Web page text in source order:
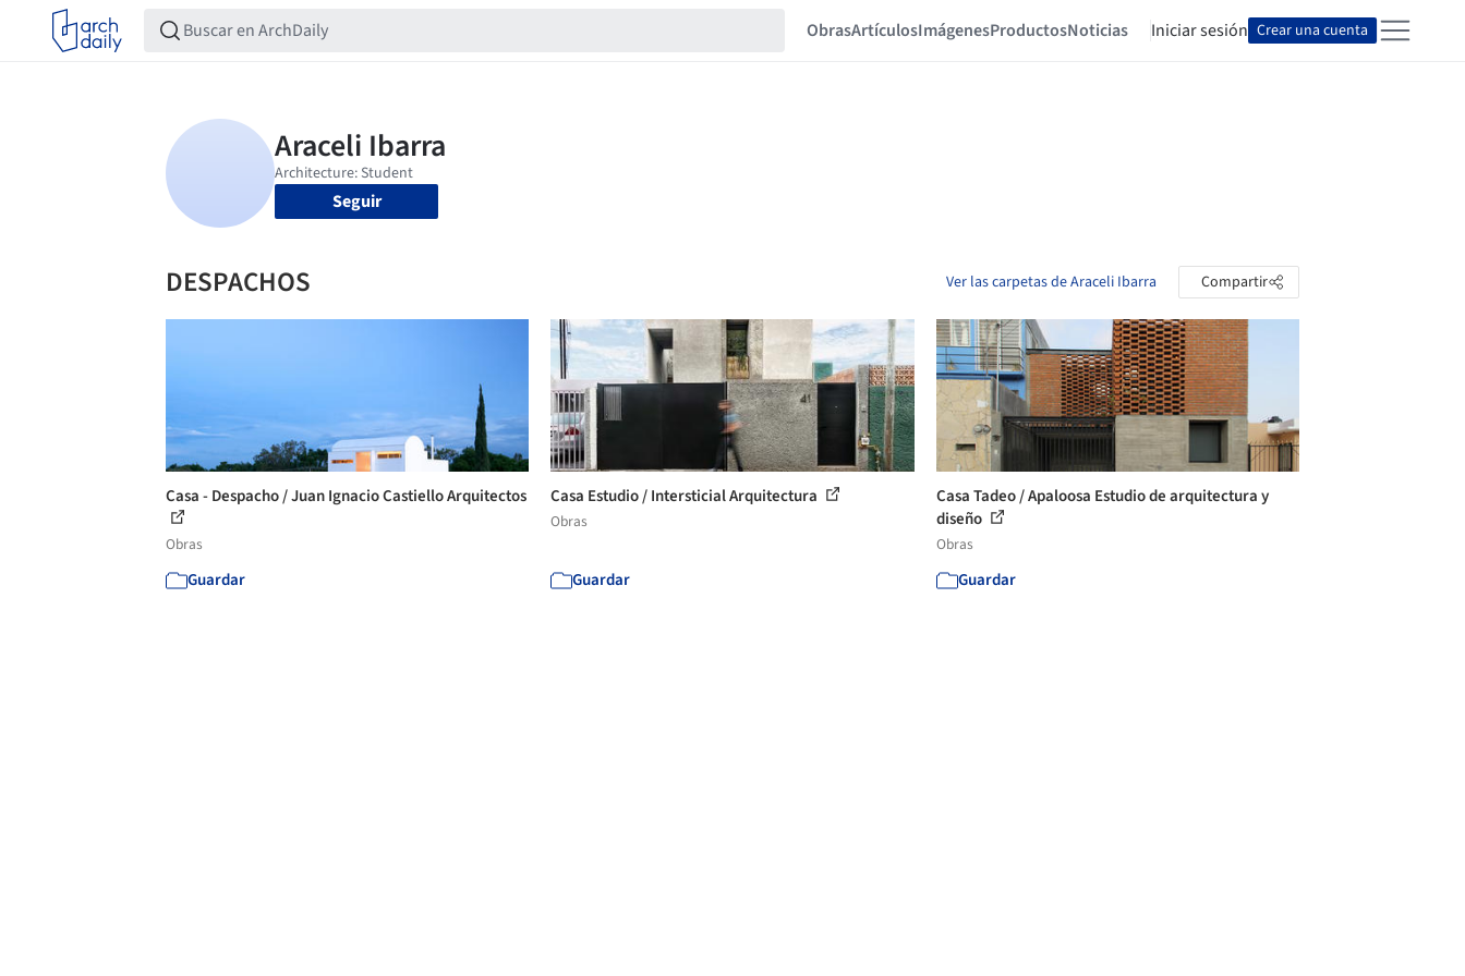
ObrasArtículosImágenesProductosNoticias Iniciar sesión Crear una cuenta
Seguir
DESPACHOS Ver las carpetas de Araceli Ibarra Compartir
Casa - Despacho / Juan Ignacio Castiello Arquitectos
Obras
Guardar
Casa Estudio / Intersticial Arquitectura
Obras
Guardar
Casa Tadeo / Apaloosa Estudio de arquitectura y
diseño
Obras
Guardar